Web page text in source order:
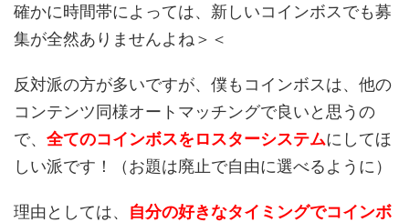
確かに時間帯によっては、新しいコインボスでも募
集が全然ありませんよね＞＜
反対派の方が多いですが、僕もコインボスは、他の
コンテンツ同様オートマッチングで良いと思うの
で、 全てのコインボスをロスターシステムにしてほ
しい派です！（お題は廃止で自由に選べるように）
理由としては、 自分の好きなタイミングでコインボ